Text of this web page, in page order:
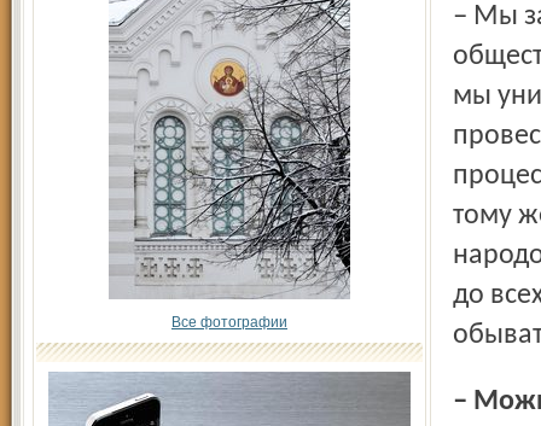
Все фотографии
– Мы занимаемся систематическим исследованием
мы
тому
до
– Можно чуть подробнее об уникальности? В чём она